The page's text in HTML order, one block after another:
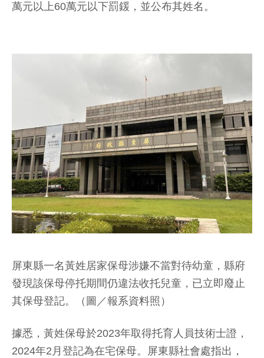
萬元以上60萬元以下罰鍰，並公布其姓名。
屏東縣一名黃姓居家保母涉嫌不當對待幼童，縣府
發現該保母停托期間仍違法收托兒童，已立即廢止
其保母登記。（圖／報系資料照）
據悉，黃姓保母於2023年取得托育人員技術士證，
2024年2月登記為在宅保母。屏東縣社會處指出，